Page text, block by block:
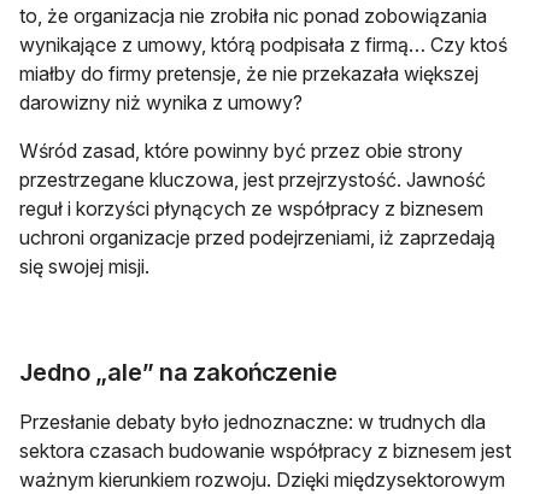
to, że organizacja nie zrobiła nic ponad zobowiązania
wynikające z umowy, którą podpisała z firmą… Czy ktoś
miałby do firmy pretensje, że nie przekazała większej
darowizny niż wynika z umowy?
Wśród zasad, które powinny być przez obie strony
przestrzegane kluczowa, jest przejrzystość. Jawność
reguł i korzyści płynących ze współpracy z biznesem
uchroni organizacje przed podejrzeniami, iż zaprzedają
się swojej misji.
Jedno „ale” na zakończenie
Przesłanie debaty było jednoznaczne: w trudnych dla
sektora czasach budowanie współpracy z biznesem jest
ważnym kierunkiem rozwoju. Dzięki międzysektorowym